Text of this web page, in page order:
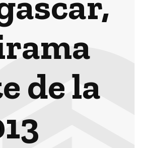
de la